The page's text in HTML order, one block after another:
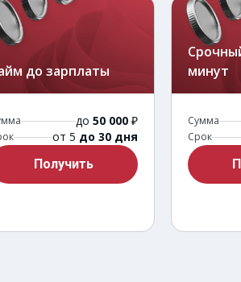
до зарплаты
до 50 000 ₽
от 5 до 30 дня
Получить
минут
Сумма
Срок